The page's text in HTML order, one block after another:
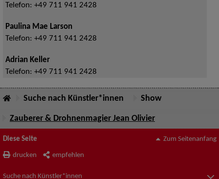
Telefon: +49 711 941 2428
Paulina Mae Larson
Telefon: +49 711 941 2428
Adrian Keller
Telefon: +49 711 941 2428
Suche nach Künstler*innen Show
Zauberer & Drohnenmagier Jean Olivier
Diese Seite
drucken empfehlen
Zum Seitenanfang
Suche nach Künstler*innen